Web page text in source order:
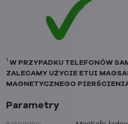
1 W PRZYPADKU TELEFONÓW
ZALECAMY UŻYCIE ETUI
MAGNETYCZNEGO
Parametry